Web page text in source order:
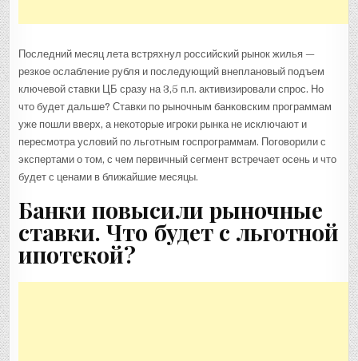
Последний месяц лета встряхнул российский рынок жилья —
резкое ослабление рубля и последующий внеплановый подъем
ключевой ставки ЦБ сразу на 3,5 п.п. активизировали спрос. Но
что будет дальше? Ставки по рыночным банковским программам
уже пошли вверх, а некоторые игроки рынка не исключают и
пересмотра условий по льготным госпрограммам. Поговорили с
экспертами о том, с чем первичный сегмент встречает осень и что
будет с ценами в ближайшие месяцы.
Банки повысили рыночные
ставки. Что будет с льготной
ипотекой?